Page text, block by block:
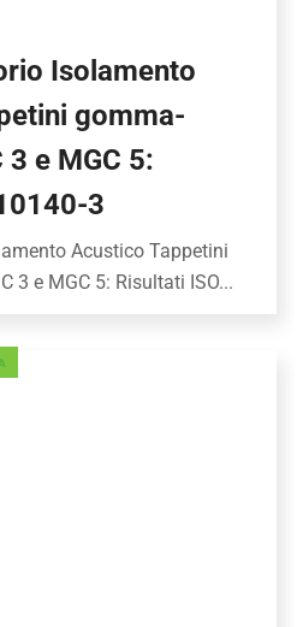
Isolamento
gomma-
3 e MGC 5:
3
Acustico Tappetini
3 e MGC 5: Risultati ISO...